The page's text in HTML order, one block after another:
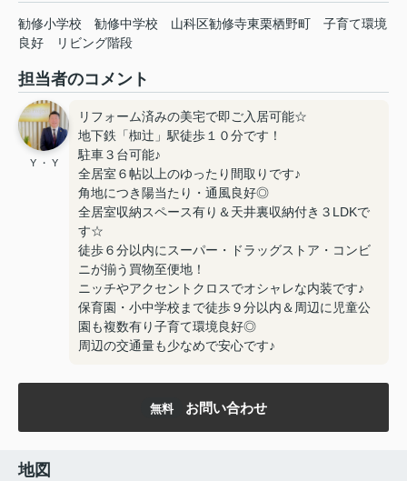
勧修小学校 勧修中学校 山科区勧修寺東栗栖野町
子育て環境
良好
リビング階段
担当者のコメント
Y ・ Y
リフォーム済みの美宅で即ご入居可能☆
地下鉄「椥辻」駅徒歩１０分です！
駐車３台可能♪
全居室６帖以上のゆったり間取りです♪
角地につき陽当たり・通風良好◎
全居室収納スペース有り＆天井裏収納付き３LDKで
す☆
徒歩６分以内にスーパー・ドラッグストア・コンビ
ニが揃う買物至便地！
ニッチやアクセントクロスでオシャレな内装です♪
保育園・小中学校まで徒歩９分以内＆周辺に児童公
園も複数有り子育て環境良好◎
周辺の交通量も少なめで安心です♪
無料 お問い合わせ
地図